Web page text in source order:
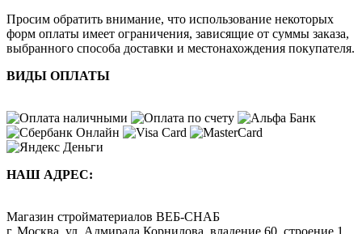
Просим обратить внимание, что использование некоторых
форм оплаты имеет ограничения, зависящие от суммы заказа,
выбранного способа доставки и местонахождения покупателя.
ВИДЫ ОПЛАТЫ
НАШ АДРЕС:
Магазин стройматериалов ВЕБ-СНАБ